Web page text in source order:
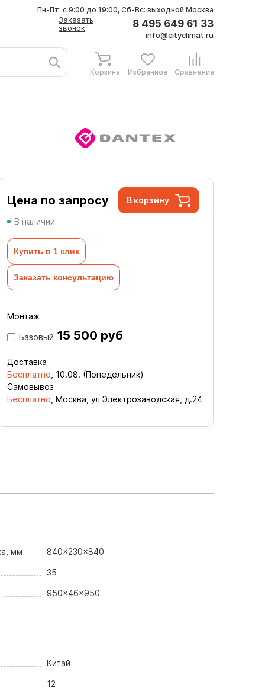
Заказать
звонок
8 495 649 61 33
info@cityclimat.ru
Пн-Пт: с 9:00 до 19:00, Сб-Вс: выходной Москва
Корзина Избранное Сравнение
Цена по запросу В корзину
В наличии
Купить в 1 клик
Заказать консультацию
Монтаж
Базовый 15 500 руб
Доставка
Бесплатно 10.08. (Понедельник)
Самовывоз
Бесплатно , Москва, ул Электрозаводская, д.24
мм 840x230x840
35
950x46x950
Китай
12